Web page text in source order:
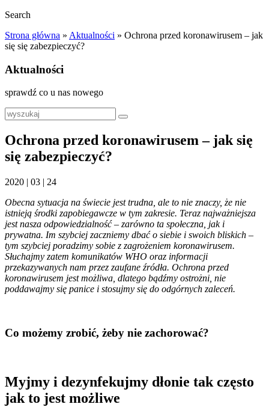
Search
Strona główna » Aktualności » Ochrona przed koronawirusem – jak
się się zabezpieczyć?
Aktualności
sprawdź co u nas nowego
Ochrona przed koronawirusem – jak się
się zabezpieczyć?
2020 | 03 | 24
Obecna sytuacja na świecie jest trudna, ale to nie znaczy, że nie
istnieją środki zapobiegawcze w tym zakresie. Teraz najważniejsza
jest nasza odpowiedzialność – zarówno ta społeczna, jak i
prywatna. Im szybciej zaczniemy dbać o siebie i swoich bliskich –
tym szybciej poradzimy sobie z zagrożeniem koronawirusem.
Słuchajmy zatem komunikatów WHO oraz informacji
przekazywanych nam przez zaufane źródła. Ochrona przed
koronawirusem jest możliwa, dlatego bądźmy ostrożni, nie
poddawajmy się panice i stosujmy się do odgórnych zaleceń.
Co możemy zrobić, żeby nie zachorować?
Myjmy i dezynfekujmy dłonie tak często
jak to jest możliwe